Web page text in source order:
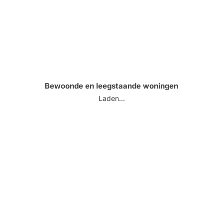
Bewoonde en leegstaande woningen
Laden...